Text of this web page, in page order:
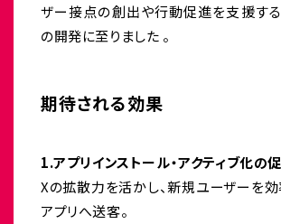
ザー接点の創出や行動促進を支援す
の開発に至りました 。
期待される効果
1.アプリインストール・アクティブ化の
Xの拡散力を活かし、新規ユーザーを
アプリへ送客。